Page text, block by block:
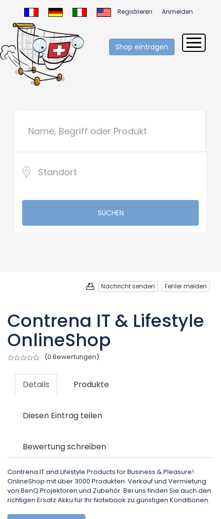
Registrieren Anmelden
Shop eintragen
SUCHEN
Fehler melden
Nachricht senden
Contrena IT & Lifestyle
OnlineShop
(0 Bewertungen)
Details Produkte
Diesen Eintrag teilen
Bewertung schreiben
Contrena IT and Lifestyle Products for Business & Pleasure!
OnlineShop mit über 3000 Produkten. Verkauf und Vermietung
von BenQ Projektoren und Zubehör. Bei uns finden Sie auch den
richtigen Ersatz Akku für Ihr Notebook zu günstigen Konditionen.